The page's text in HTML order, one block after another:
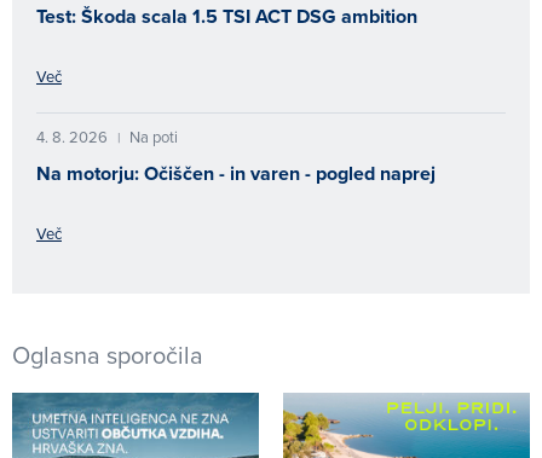
Test: Škoda scala 1.5 TSI ACT DSG ambition
Več
4. 8. 2026 | Na poti
Na motorju: Očiščen - in varen - pogled naprej
Več
Oglasna sporočila